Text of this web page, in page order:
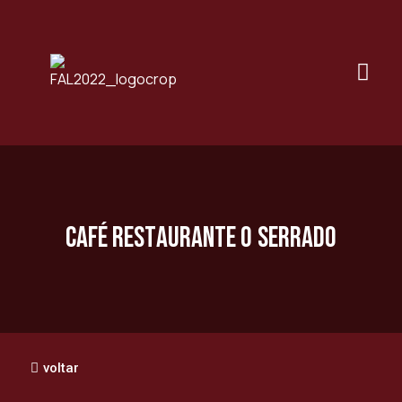
Café Restaurante O Serrado
voltar